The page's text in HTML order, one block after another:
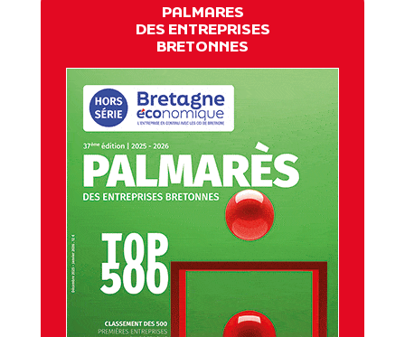
PALMARES
DES ENTREPRISES
BRETONNES